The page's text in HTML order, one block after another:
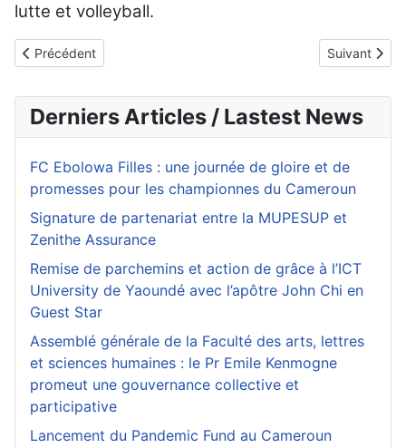
lutte et volleyball.
Article précédent : Football : Landry Nguemo et Issa Hayatou
Précédent Article
Suivant
Derniers Articles / Lastest News
FC Ebolowa Filles : une journée de gloire et de
promesses pour les championnes du Cameroun
Signature de partenariat entre la MUPESUP et
Zenithe Assurance
Remise de parchemins et action de grâce à l’ICT
University de Yaoundé avec l’apôtre John Chi en
Guest Star
Assemblé générale de la Faculté des arts, lettres
et sciences humaines : le Pr Emile Kenmogne
promeut une gouvernance collective et
participative
Lancement du Pandemic Fund au Cameroun